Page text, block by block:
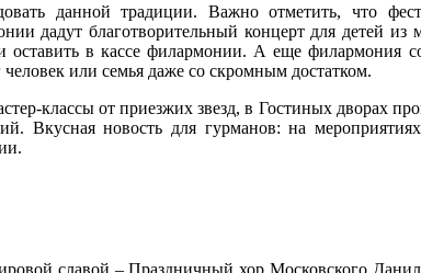
данной традиции. Важно отметить, что
дадут благотворительный концерт для детей
в кассе филармонии. А еще филармония
или семья даже со скромным достатком.
классы от приезжих звезд, в Гостиных дворах
Вкусная новость для гурманов: на